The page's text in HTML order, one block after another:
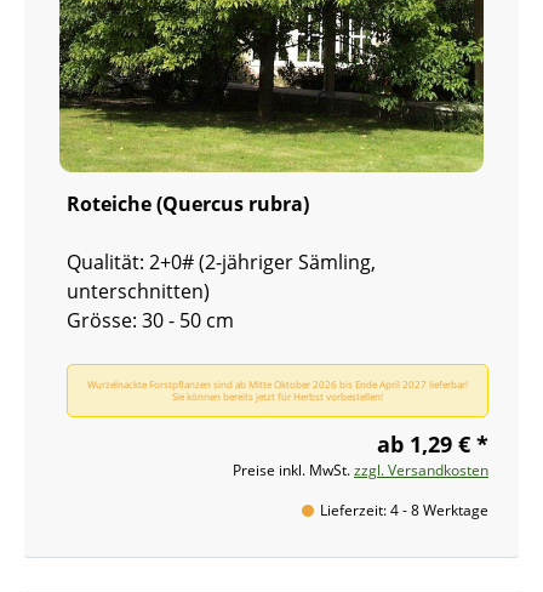
Roteiche (Quercus rubra)
Qualität: 2+0# (2-jähriger Sämling,
unterschnitten)
Grösse: 30 - 50 cm
Wurzelnackte Forstpflanzen sind ab Mitte Oktober 2026 bis Ende April 2027 lieferbar!
Sie können bereits jetzt für Herbst vorbestellen!
ab 1,29 € *
Preise inkl. MwSt.zzgl. Versandkosten
Lieferzeit: 4 - 8 Werktage